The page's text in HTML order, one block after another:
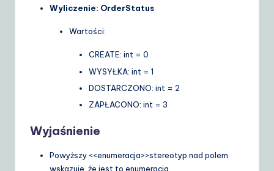
Wyliczenie: OrderStatus
Wartości:
CREATE: int = 0
WYSYŁKA: int = 1
DOSTARCZONO: int = 2
ZAPŁACONO: int = 3
Wyjaśnienie
Powyższy <<enumeracja>>stereotyp nad polem
wskazuje, że jest to enumeracja.